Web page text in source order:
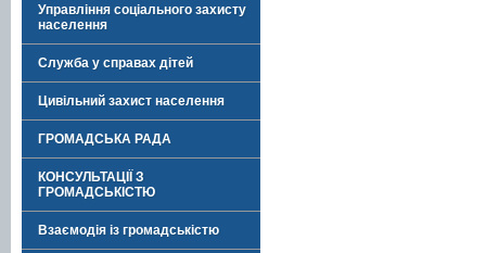
Управління соціального захисту
населення
Служба у справах дітей
Цивільний захист населення
ГРОМАДСЬКА РАДА
КОНСУЛЬТАЦІЇ З
ГРОМАДСЬКІСТЮ
Взаємодія із громадськістю